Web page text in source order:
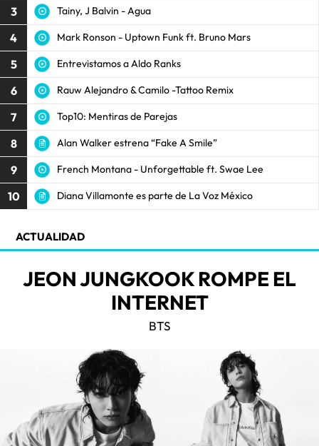
3 Tainy, J Balvin - Agua
4 Mark Ronson - Uptown Funk ft. Bruno Mars
5 Entrevistamos a Aldo Ranks
6 Rauw Alejandro & Camilo -Tattoo Remix
7 Top10: Mentiras de Parejas
8 Alan Walker estrena “Fake A Smile”
9 French Montana - Unforgettable ft. Swae Lee
10 Diana Villamonte es parte de La Voz México
ACTUALIDAD
JEON JUNGKOOK ROMPE EL
INTERNET
BTS